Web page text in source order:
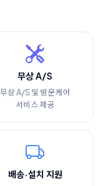
무상 A/S
무상 A/S 및 방문케어
서비스 제공
배송·설치 지원